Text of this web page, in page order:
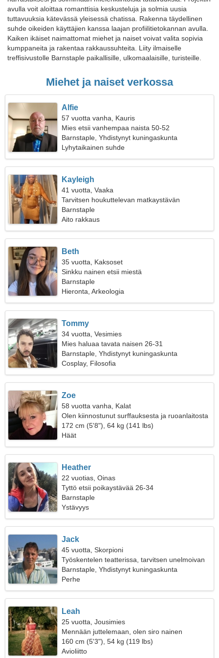
avulla voit aloittaa romanttisia keskusteluja ja solmia uusia
tuttavuuksia kätevässä yleisessä chatissa. Rakenna täydellinen
suhde oikeiden käyttäjien kanssa laajan profiilitietokannan avulla.
Kaiken ikäiset naimattomat miehet ja naiset voivat valita sopivia
kumppaneita ja rakentaa rakkaussuhteita. Liity ilmaiselle
treffisivustolle Barnstaple paikallisille, ulkomaalaisille, turisteille.
Miehet ja naiset verkossa
Alfie
57 vuotta vanha, Kauris
Mies etsii vanhempaa naista 50-52
Barnstaple, Yhdistynyt kuningaskunta
Lyhytaikainen suhde
Kayleigh
41 vuotta, Vaaka
Tarvitsen houkuttelevan matkaystävän
Barnstaple
Aito rakkaus
Beth
35 vuotta, Kaksoset
Sinkku nainen etsii miestä
Barnstaple
Hieronta, Arkeologia
Tommy
34 vuotta, Vesimies
Mies haluaa tavata naisen 26-31
Barnstaple, Yhdistynyt kuningaskunta
Cosplay, Filosofia
Zoe
58 vuotta vanha, Kalat
Olen kiinnostunut surffauksesta ja ruoanlaitosta
172 cm (5'8"), 64 kg (141 lbs)
Häät
Heather
22 vuotias, Oinas
Tyttö etsii poikaystävää 26-34
Barnstaple
Ystävyys
Jack
45 vuotta, Skorpioni
Työskentelen teatterissa, tarvitsen unelmoivan
naisen
Barnstaple, Yhdistynyt kuningaskunta
Perhe
Leah
25 vuotta, Jousimies
Mennään juttelemaan, olen siro nainen
160 cm (5'3"), 54 kg (119 lbs)
Avioliitto